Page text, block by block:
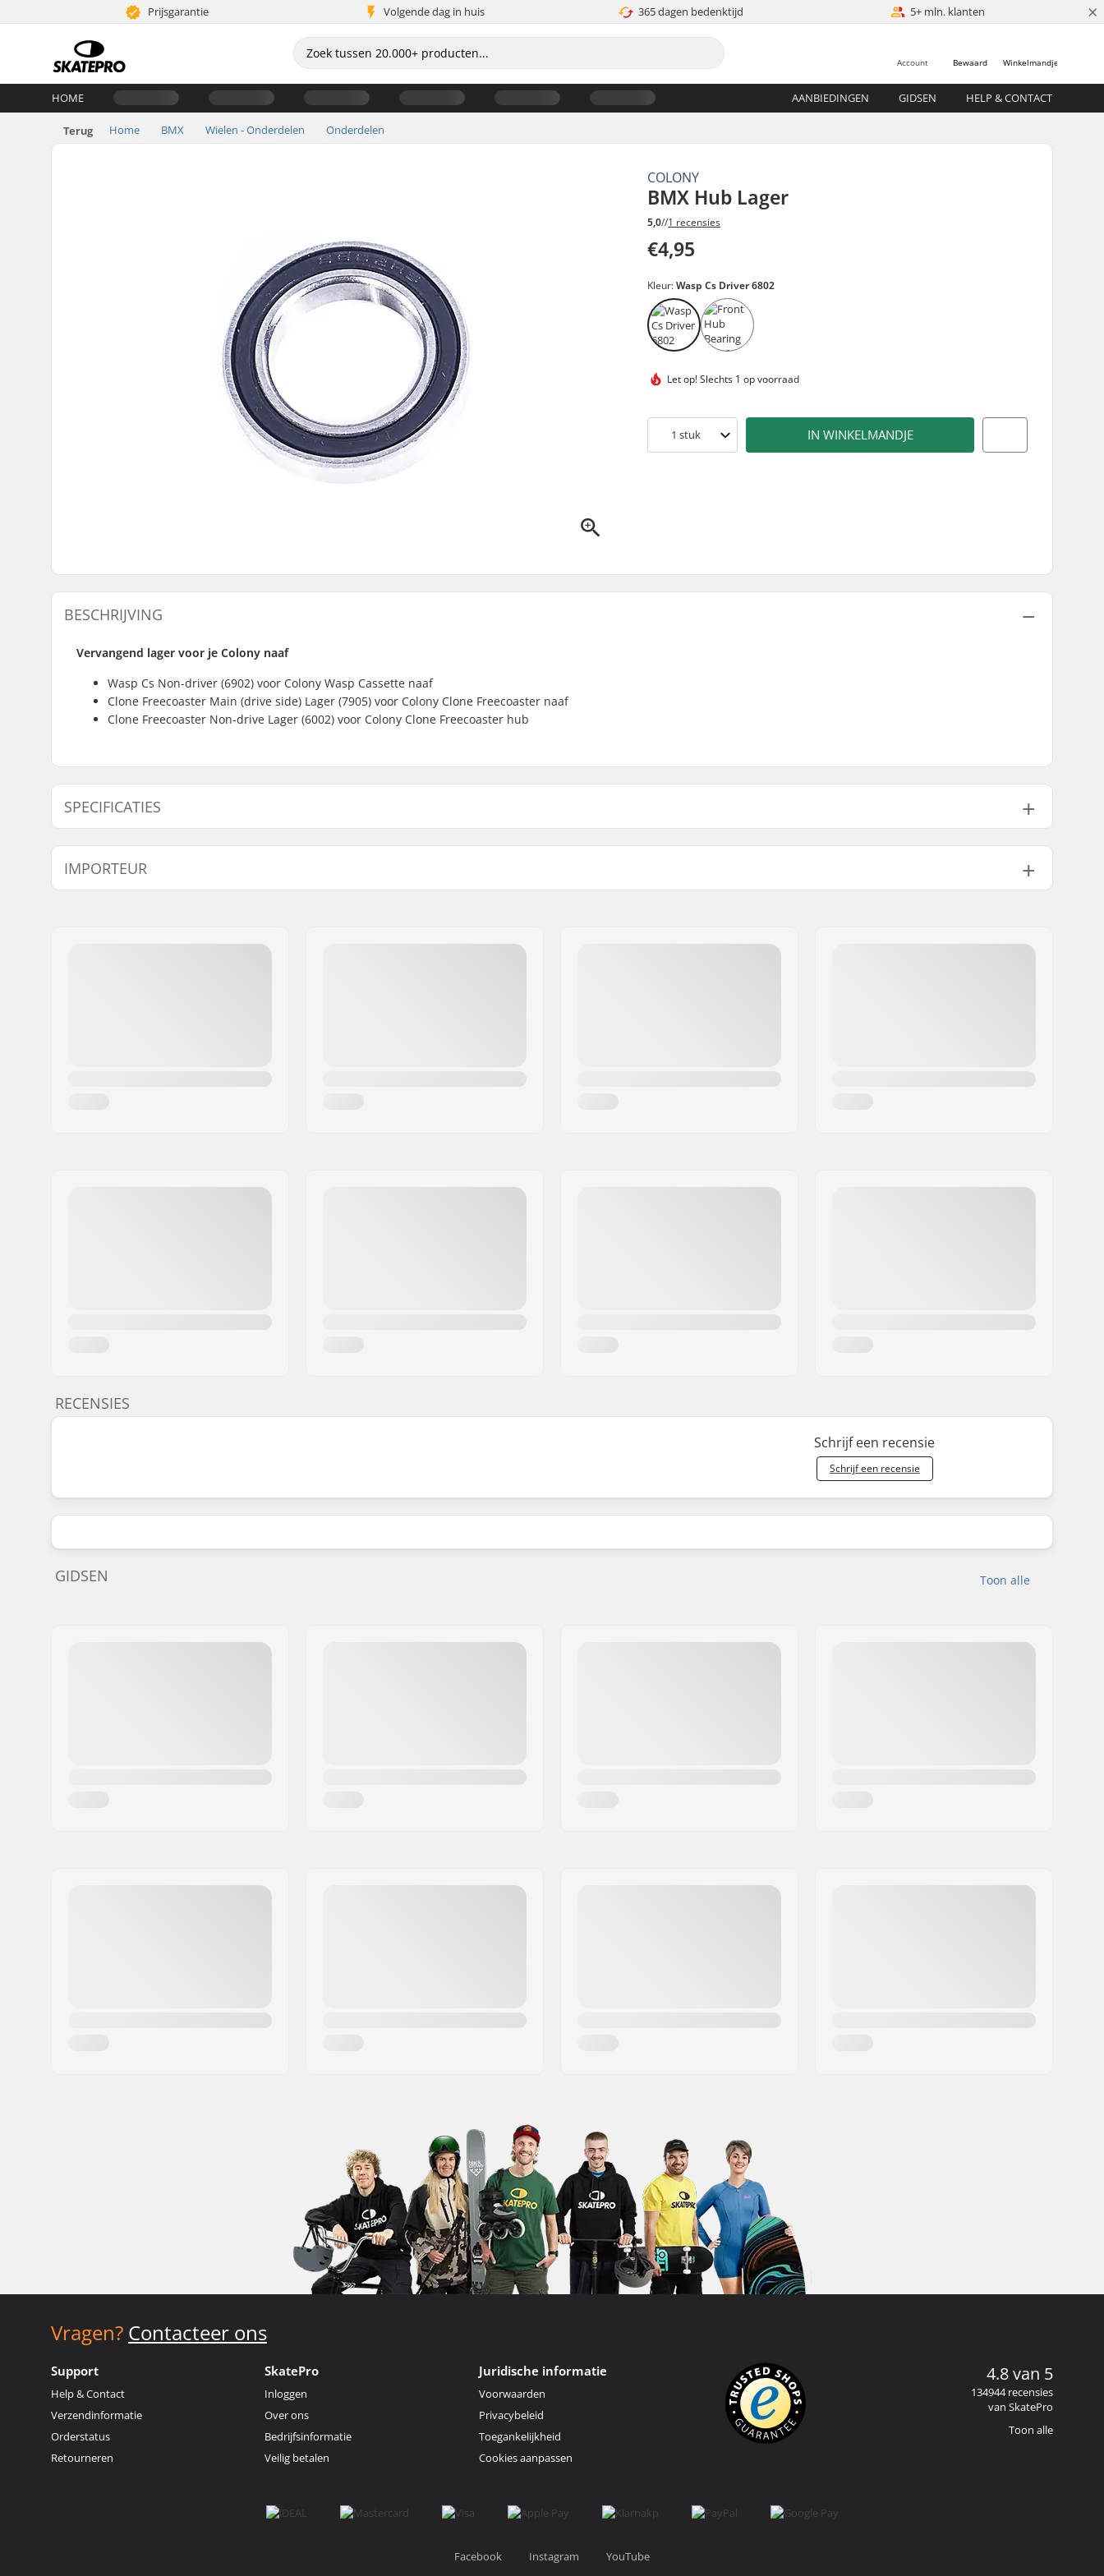
Prijsgarantie Volgende dag in huis 365 dagen bedenktijd 5+ mln. klanten ×
Winkelmandje
Bewaard
Account
HOME AANBIEDINGEN GIDSEN HELP & CONTACT
Terug Home BMX Wielen - Onderdelen Onderdelen
COLONY
BMX Hub Lager
5,0//1 recensies
€4,95
Kleur:Wasp Cs Driver 6802
Let op!Slechts 1 op voorraad
1 stuk IN WINKELMANDJE
BESCHRIJVING
Vervangend lager voor je Colony naaf
Wasp Cs Non-driver (6902) voor Colony Wasp Cassette naaf
Clone Freecoaster Main (drive side) Lager (7905) voor Colony Clone Freecoaster naaf
Clone Freecoaster Non-drive Lager (6002) voor Colony Clone Freecoaster hub
SPECIFICATIES
Naaf: Cassette
IMPORTEUR
RECENSIES
Schrijf een recensie
Schrijf een recensie
Toon alle
GIDSEN
Vragen? Contacteer ons
Support
Help & Contact
Verzendinformatie
Orderstatus
Retourneren
SkatePro
Inloggen
Over ons
Bedrijfsinformatie
Veilig betalen
Juridische informatie
Voorwaarden
Privacybeleid
Toegankelijkheid
Cookies aanpassen
4.8 van 5
134944 recensies
van SkatePro
Toon alle
Facebook Instagram YouTube